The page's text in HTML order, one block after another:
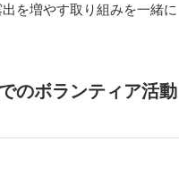
を増やす取り組みを一緒に
のボランティア活動